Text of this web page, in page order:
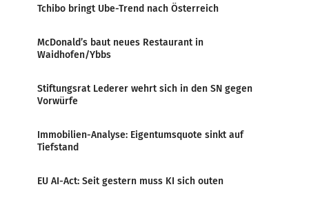
Tchibo bringt Ube-Trend nach Österreich
McDonald’s baut neues Restaurant in
Waidhofen/Ybbs
Stiftungsrat Lederer wehrt sich in den SN gegen
Vorwürfe
Immobilien-Analyse: Eigentumsquote sinkt auf
Tiefstand
EU AI-Act: Seit gestern muss KI sich outen